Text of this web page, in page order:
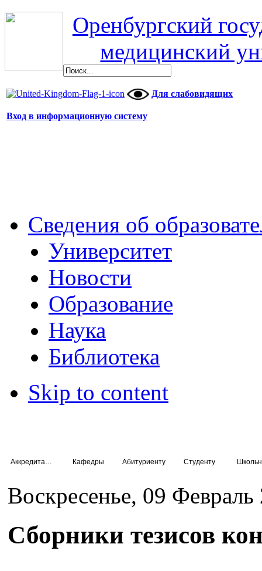
Оренбургский
медицинский
Для слабовидящих
Вход в информационную систему
Сведения об
Университет
Новости
Образование
Наука
Библиотека
Skip to content
Кафедры Абитуриенту Студенту
Воскресенье, 09
Сборники тезисов